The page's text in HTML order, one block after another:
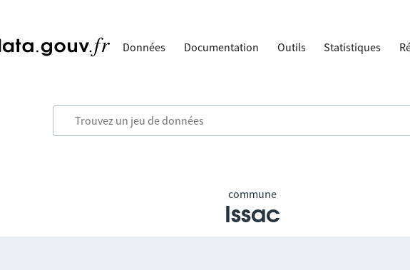
Données Documentation Outils Statistiques
commune
Issac